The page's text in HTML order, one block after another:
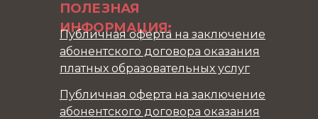
ПОЛЕЗНАЯ
ИНФОРМАЦИЯ:
Публичная оферта на заключение
абонентского договора оказания
Публичная оферта на заключение
абонентского договора оказания
платных образовательных услуг